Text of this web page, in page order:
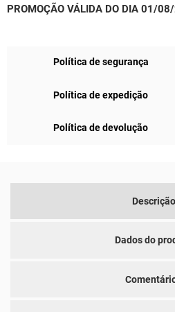
PROMOÇÃO VÁLIDA DO DIA 01/
Política de segurança
Política de expedição
Política de devolução
Descrição
Dados do